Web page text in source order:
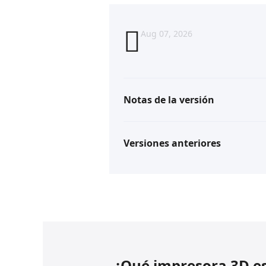
Aug 07, 2026
Notas de la versión
Versiones anteriores